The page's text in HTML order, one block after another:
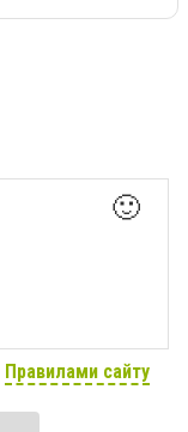
🙂
Правилами сайту